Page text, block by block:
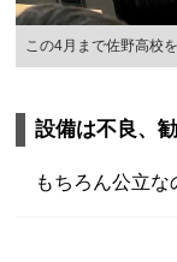
この4月まで佐野高校
設備は不良、
もちろん公立な